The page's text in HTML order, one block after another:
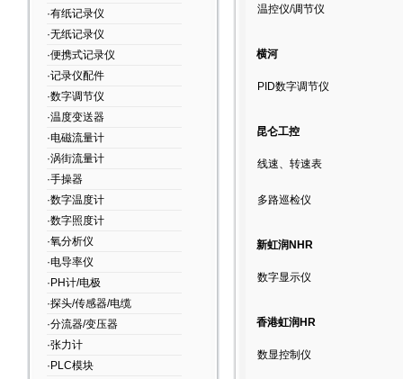
·有纸记录仪
·无纸记录仪
·便携式记录仪
·记录仪配件
·数字调节仪
·温度变送器
·电磁流量计
·涡街流量计
·手操器
·数字温度计
·数字照度计
·氧分析仪
·电导率仪
·PH计/电极
·探头/传感器/电缆
·分流器/变压器
·张力计
·PLC模块
温控仪/调节仪
横河
PID数字调节仪
昆仑工控
线速、转速表
多路巡检仪
新虹润NHR
数字显示仪
香港虹润HR
数显控制仪